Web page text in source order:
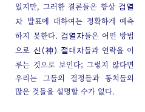
있지만, 그러한 결론들은 항상 검열
자
발표에 대하여는 정확하게 예측
하지 못한다. 검열자들은 어떤 방법
으로 신(神) 절대자들과 연락을 이
루는 것으로 보인다; 그렇지 않다면
우리는 그들의 결정들과 통치들의
많은 것들을 설명할 수가 없다.